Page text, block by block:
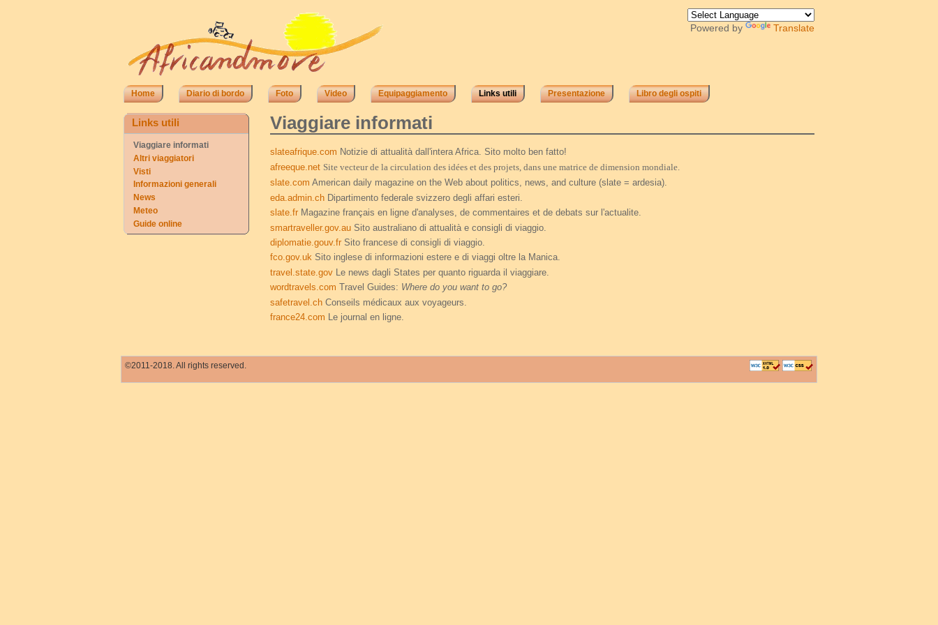
Powered by Translate
Home Diario di bordo Foto Video Equipaggiamento Links utili Presentazione Libro degli ospiti
Links utili
Viaggiare informati
Altri viaggiatori
Visti
Informazioni generali
News
Meteo
Guide online
Viaggiare informati
slateafrique.com Notizie di attualità dall'intera Africa. Sito molto ben fatto!
afreeque.net Site vecteur de la circulation des idées et des projets, dans une matrice de dimension mondiale.
slate.com American daily magazine on the Web about politics, news, and culture (slate = ardesia).
eda.admin.ch Dipartimento federale svizzero degli affari esteri.
slate.fr Magazine français en ligne d'analyses, de commentaires et de debats sur l'actualite.
smartraveller.gov.au Sito australiano di attualità e consigli di viaggio.
diplomatie.gouv.fr Sito francese di consigli di viaggio.
fco.gov.uk Sito inglese di informazioni estere e di viaggi oltre la Manica.
travel.state.gov Le news dagli States per quanto riguarda il viaggiare.
wordtravels.com Travel Guides: Where do you want to go?
safetravel.ch Conseils médicaux aux voyageurs.
france24.com Le journal en ligne.
©2011-2018. All rights reserved.